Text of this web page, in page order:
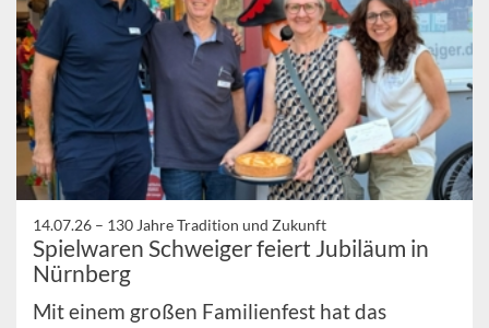
14.07.26 – 130 Jahre Tradition und Zukunft
Spielwaren Schweiger feiert Jubiläum in
Nürnberg
Mit einem großen Familienfest hat das